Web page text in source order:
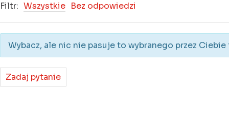
Filtr: Wszystkie Bez odpowiedzi
Wybacz, ale nic nie pasuje to wybranego przez
Zadaj pytanie